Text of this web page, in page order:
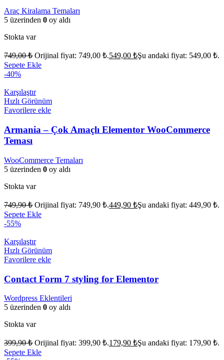
Araç Kiralama Temaları
5 üzerinden 0 oy aldı
Stokta var
749,00₺ Orijinal fiyat: 749,00 ₺.549,00 ₺Şu andaki fiyat: 549,00 ₺.
Sepete Ekle
-40%
Karşılaştır
Hızlı Görünüm
Favorilere ekle
Armania – Çok Amaçlı Elementor WooCommerce
Teması
WooCommerce Temaları
5 üzerinden 0 oy aldı
Stokta var
749,90₺ Orijinal fiyat: 749,90 ₺.449,90 ₺Şu andaki fiyat: 449,90 ₺.
Sepete Ekle
-55%
Karşılaştır
Hızlı Görünüm
Favorilere ekle
Contact Form 7 styling for Elementor
Wordpress Eklentileri
5 üzerinden 0 oy aldı
Stokta var
399,90₺ Orijinal fiyat: 399,90 ₺.179,90 ₺Şu andaki fiyat: 179,90 ₺.
Sepete Ekle